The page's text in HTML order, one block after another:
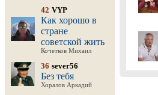
42 VYP
Как хорошо в
стране
советской жить
Кочетков Михаил
36 sever56
Без тебя
Хоралов Аркадий